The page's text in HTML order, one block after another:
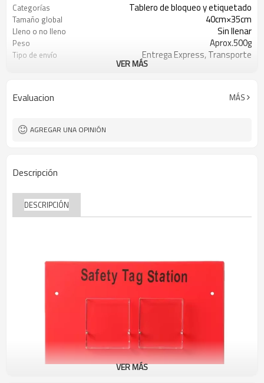
Categorías Tablero de bloqueo y etiquetado
Tamaño global 40cm×35cm
Lleno o no lleno Sin llenar
Peso Aprox.500g
Tipo de envío
Entrega Express, Transporte
crédito
VER MÁS
Evaluacion MÁS
AGREGAR UNA OPINIÓN
Descripción
DESCRIPCIÓN
VER MÁS